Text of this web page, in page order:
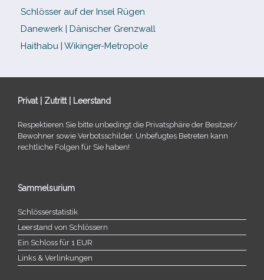
Schlösser auf der Insel Rügen
Danewerk | Dänischer Grenzwall
Haithabu | Wikinger-Metropole
Privat | Zutritt | Leerstand
Respektieren Sie bitte unbe­dingt die Privatsphäre der Besitzer/​
Bewohner sowie Verbotsschilder. Unbefugtes Betreten kann
recht­li­che Folgen für Sie haben!
Sammelsurium
Schlösserstatistik
Leerstand von Schlössern
Ein Schloss für 1 EUR
Links & Verlinkungen